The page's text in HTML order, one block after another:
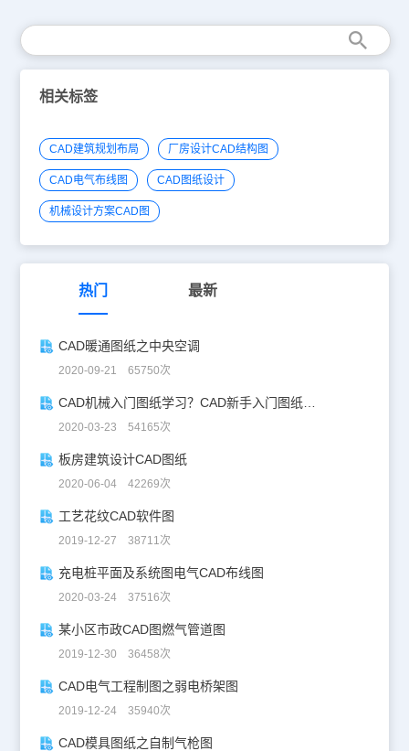
相关标签
CAD建筑规划布局 厂房设计CAD结构图
CAD电气布线图 CAD图纸设计
机械设计方案CAD图
热门 最新
CAD暖通图纸之中央空调
2020-09-21 65750次
CAD机械入门图纸学习？CAD新手入门图纸练习
2020-03-23 54165次
板房建筑设计CAD图纸
2020-06-04 42269次
工艺花纹CAD软件图
2019-12-27 38711次
充电桩平面及系统图电气CAD布线图
2020-03-24 37516次
某小区市政CAD图燃气管道图
2019-12-30 36458次
CAD电气工程制图之弱电桥架图
2019-12-24 35940次
CAD模具图纸之自制气枪图